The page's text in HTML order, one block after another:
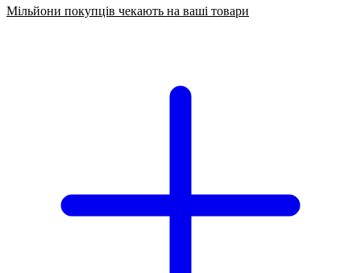
Мільйони покупців чекають на ваші товари